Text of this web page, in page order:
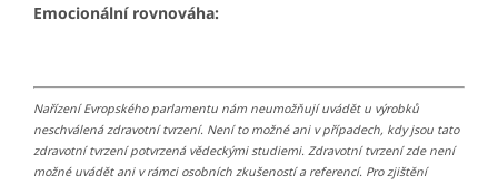
Emocionální rovnováha:
Nařízení Evropského parlamentu nám neumožňují uvádět u výrobků
neschválená zdravotní tvrzení. Není to možné ani v případech, kdy jsou tato
zdravotní tvrzení potvrzená vědeckými studiemi. Zdravotní tvrzení zde není
možné uvádět ani v rámci osobních zkušeností a referencí. Pro zjištění